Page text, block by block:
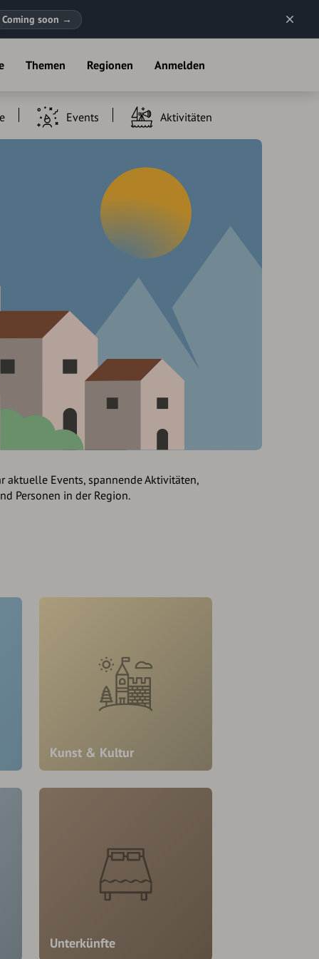
Coming soon →
Themen Regionen Anmelden
Events Aktivitäten
aktuelle Events, spannende Aktivitäten,
Personen in der Region.
Kunst & Kultur
Unterkünfte